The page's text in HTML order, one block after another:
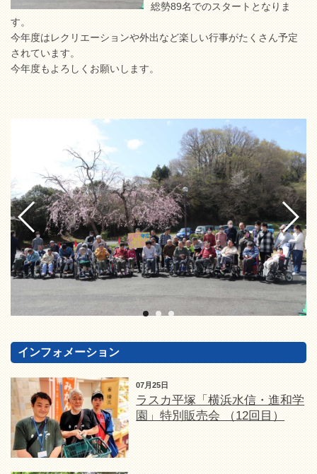
総勢89名でのスタートとなりま
す。
今年度はレクリエーションや外出など楽しい行事がたくさん予定
されています。
今年度もよろしくお願いします。
インフォメーション
07月25日
ラスカ平塚「横浜水信・進和学
園」特別販売会 （12回目）